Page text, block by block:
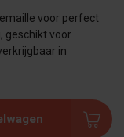
voor perfect
geschikt voor
in